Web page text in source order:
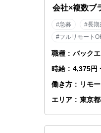
会社×複数ブ
#急募
#長期
#フルリモート
職種 : バック
時給 : 4,375円
働き方 : リモ
エリア : 東京都